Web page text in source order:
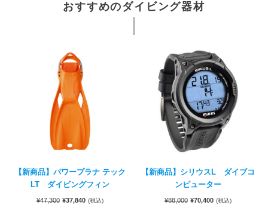
おすすめのダイビング器材
【新商品】パワープラナ テック
LT ダイビングフィン
¥47,300 ¥37,840 (税込)
【新商品】シリウスL ダイブコ
ンピューター
¥88,000 ¥70,400 (税込)